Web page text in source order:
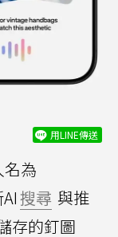
用LINE傳送
為
搜尋 與推
存的釘圖